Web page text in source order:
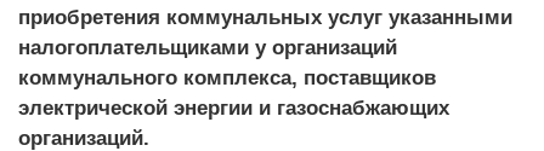
приобретения коммунальных услуг указанными
налогоплательщиками у организаций
коммунального комплекса, поставщиков
электрической энергии и газоснабжающих
организаций.